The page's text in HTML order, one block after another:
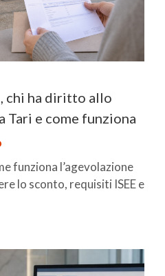
chi ha diritto allo
Tari e come funziona
funziona l’agevolazione
lo sconto, requisiti ISEE e